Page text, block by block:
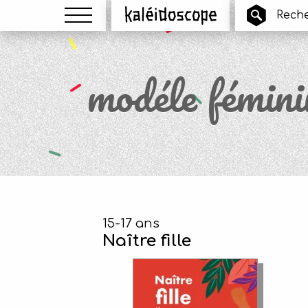
Menu Kaléidoscope
modéle
15-17 ans
Naître fille